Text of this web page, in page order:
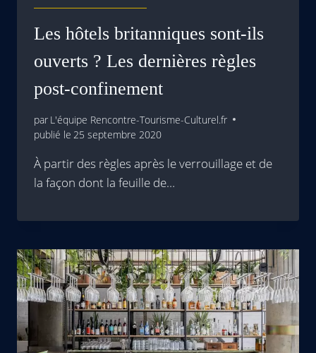
Les hôtels britanniques sont-ils
ouverts ? Les dernières règles
post-confinement
par L'équipe Rencontre-Tourisme-Culturel.fr
publié le 25 septembre 2020
À partir des règles après le verrouillage et de
la façon dont la feuille de…